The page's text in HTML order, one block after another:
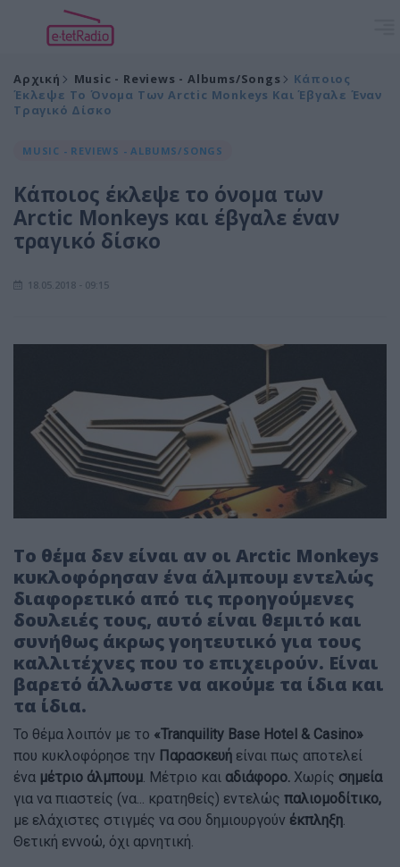
Αρχική Music - Reviews - Albums/Songs
Κάποιος
Έκλεψε Το Όνομα Των Arctic Monkeys Και Έβγαλε Έναν
Τραγικό Δίσκο
MUSIC - REVIEWS - ALBUMS/SONGS
Κάποιος έκλεψε το όνομα των
Arctic Monkeys και έβγαλε έναν
τραγικό δίσκο
18.05.2018 - 09:15
Το θέμα δεν είναι αν οι Arctic Monkeys
κυκλοφόρησαν ένα άλμπουμ εντελώς
διαφορετικό από τις προηγούμενες
δουλειές τους, αυτό είναι θεμιτό και
συνήθως άκρως γοητευτικό για τους
καλλιτέχνες που το επιχειρούν. Είναι
βαρετό άλλωστε να ακούμε τα ίδια και
τα ίδια.
Το θέμα λοιπόν με το «Tranquility Base Hotel & Casino»
που κυκλοφόρησε την Παρασκευή είναι πως αποτελεί
ένα μέτριο άλμπουμ. Μέτριο και αδιάφορο. Χωρίς σημεία
για να πιαστείς (να... κρατηθείς) εντελώς παλιομοδίτικο,
με ελάχιστες στιγμές να σου δημιουργούν έκπληξη.
Θετική εννοώ, όχι αρνητική.